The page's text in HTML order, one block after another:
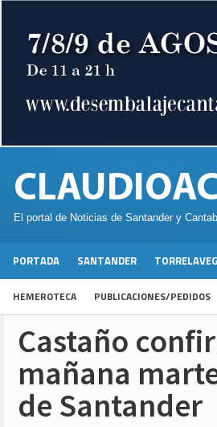
El portal de Noticias de Santander y
PORTADA SANTANDER
HEMEROTECA PUBLICACIONES/PEDIDOS
Castaño
mañana
de Santander